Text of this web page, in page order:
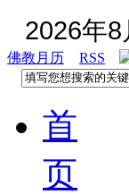
2026年
佛教月历 RSS
首
页